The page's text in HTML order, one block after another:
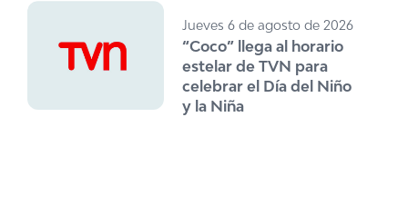
Jueves 6 de agosto de 2026
“Coco” llega al horario
estelar de TVN para
celebrar el Día del Niño
y la Niña